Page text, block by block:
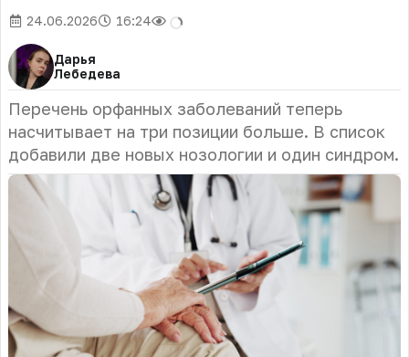
24.06.2026 16:24
Дарья
Лебедева
Перечень орфанных заболеваний теперь
насчитывает на три позиции больше. В список
добавили две новых нозологии и один синдром.